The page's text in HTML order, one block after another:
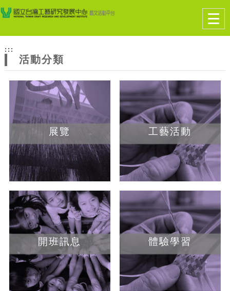
網
站
主
題
跳到主要內容
網站導覽
:::
活動分類
展覽 工藝活動
開班訊息 體驗學習